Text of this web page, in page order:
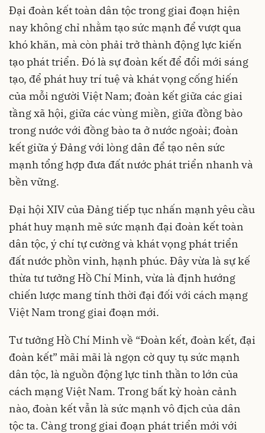
Đại đoàn kết toàn dân tộc trong giai đoạn hiện
nay không chỉ nhằm tạo sức mạnh để vượt qua
khó khăn, mà còn phải trở thành động lực kiến
tạo phát triển. Đó là sự đoàn kết để đổi mới sáng
tạo, để phát huy trí tuệ và khát vọng cống hiến
của mỗi người Việt Nam; đoàn kết giữa các giai
tầng xã hội, giữa các vùng miền, giữa đồng bào
trong nước với đồng bào ta ở nước ngoài; đoàn
kết giữa ý Đảng với lòng dân để tạo nên sức
mạnh tổng hợp đưa đất nước phát triển nhanh và
bền vững.
Đại hội XIV của Đảng tiếp tục nhấn mạnh yêu cầu
phát huy mạnh mẽ sức mạnh đại đoàn kết toàn
dân tộc, ý chí tự cường và khát vọng phát triển
đất nước phồn vinh, hạnh phúc. Đây vừa là sự kế
thừa tư tưởng Hồ Chí Minh, vừa là định hướng
chiến lược mang tính thời đại đối với cách mạng
Việt Nam trong giai đoạn mới.
Tư tưởng Hồ Chí Minh về “Đoàn kết, đoàn kết, đại
đoàn kết” mãi mãi là ngọn cờ quy tụ sức mạnh
dân tộc, là nguồn động lực tinh thần to lớn của
cách mạng Việt Nam. Trong bất kỳ hoàn cảnh
nào, đoàn kết vẫn là sức mạnh vô địch của dân
tộc ta. Càng trong giai đoạn phát triển mới với